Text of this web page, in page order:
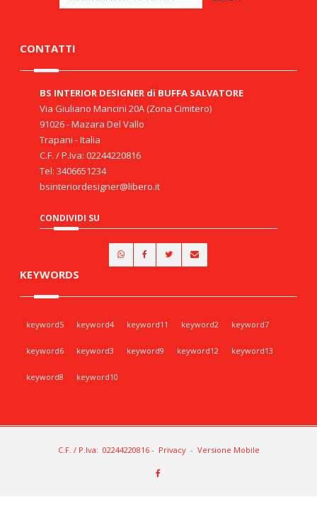
CONTATTI
BS INTERIOR DESIGNER di BUFFA SALVATORE
Via Giuliano Mancini 20A (Zona Cimitero)
91026 - Mazara Del Vallo
Trapani - Italia
C.F. / P.Iva: 02244220816
Tel: 3406651234
bsinteriordesigner@libero.it
CONDIVIDI SU
KEYWORDS
keyword5 keyword4 keyword11 keyword2 keyword7
keyword6 keyword3 keyword9 keyword12 keyword13
keyword8 keyword10
C.F. / P.Iva: 02244220816- Privacy - Versione Mobile